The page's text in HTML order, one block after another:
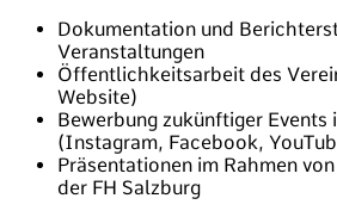
Dokumentation und
Veranstaltungen
Öffentlichkeitsarbeit des
Website)
Bewerbung zukünftiger Events
(Instagram, Facebook,
Präsentationen im Rahmen
der FH Salzburg